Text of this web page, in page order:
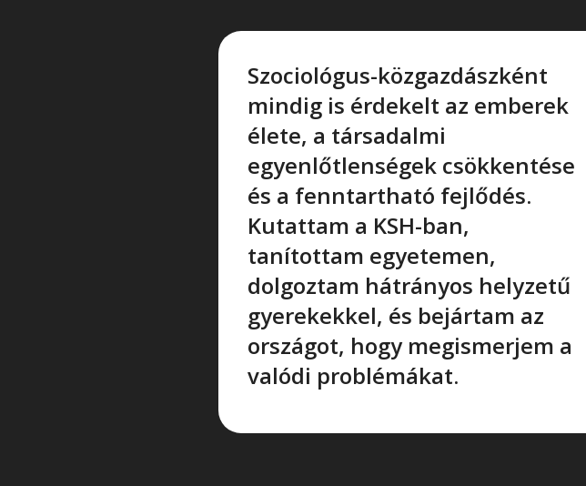
Szociológus-közgazdászként
mindig is érdekelt az emberek
élete, a társadalmi
egyenlőtlenségek csökkentése
és a fenntartható fejlődés.
Kutattam a KSH-ban,
tanítottam egyetemen,
dolgoztam hátrányos helyzetű
gyerekekkel, és bejártam az
országot, hogy megismerjem a
valódi problémákat.